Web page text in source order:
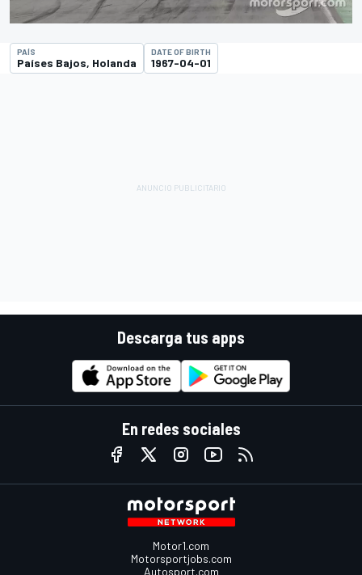
PAÍS
Países Bajos, Holanda
DATE OF BIRTH
1967-04-01
Descarga tus apps
En redes sociales
Motor1.com
Motorsportjobs.com
Autosport.com